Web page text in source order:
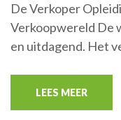
De Verkoper
Verkoopwereld De
en uitdagend. Het
LEES MEER